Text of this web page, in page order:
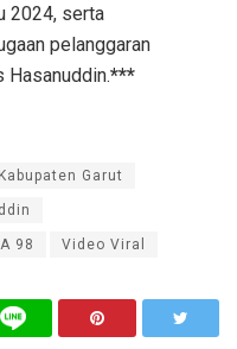
2024, serta
pelanggaran
Hasanuddin.***
Garut
98 Video Viral